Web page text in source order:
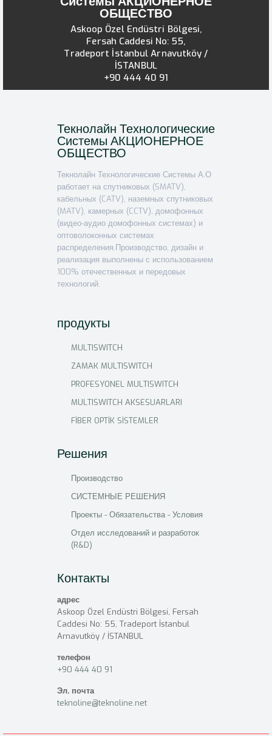
ОБЩЕСТВО
Askoop Özel Endüstri Bölgesi,
Fersah Caddesi No: 55,
Tradeport İstanbul Arnavutköy /
İSTANBUL
+90 444 40 91
Текнолайн Технологические
Системы АКЦИОНЕРНОЕ
ОБЩЕСТВО
Текнолайн Технологические Системы А.О
работает на спутниковых (SMATV),
кабельных (CATV), наземных спутниковых
(MATV), камерных (CCTV), домофонных
(видео-аудио домофонных системах) и
оптоволоконных системах
распределения.Производство, дизайн и
реализация выполнены с использованием
100% отечественных и передовых
технологий.
продукты
MULTISWITCH
ZAMAK MULTISWITCH
PROFESYONEL MULTISWITCH
MULTISWITCH AKSESUARLARI
FİBER OPTİK SİSTEMLER
Решения
Производство
СИСТЕМНЫЕ РЕШЕНИЯ
Проекты - Обязательства - Условия
Отдел исследований и разработок
(R&D)
Контакты
адрес
Askoop Özel Endüstri Bölgesi, Fersah
Caddesi No: 55, Tradeport İstanbul
Arnavutköy / İSTANBUL
телефон
+90 444 40 91
Эл. почта
teknoline@teknoline.net